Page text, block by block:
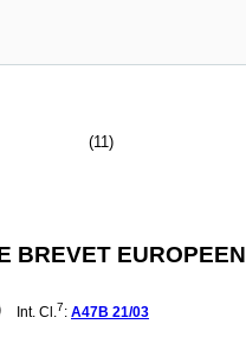
(11)
BREVET EUROPEEN
Int. Cl.7: A47B 21/03